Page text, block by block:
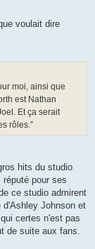
voulait dire
moi, ainsi que
est Nathan
Et ça serait
rôles.”
hits du studio
pour ses
ce studio admirent
Johnson et
certes n'est pas
de suite aux fans.